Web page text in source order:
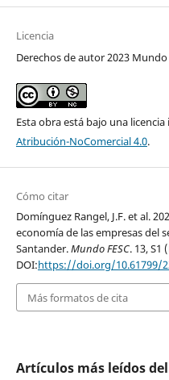
Licencia
Derechos de autor 2023 Mundo
Esta obra está bajo una
Atribución-NoComercial 4.0.
Cómo citar
Domínguez Rangel, J.F. et al.
economía de las empresas del
Santander.Mundo FESC. 13, S1
DOI:https://doi.org/10.61799/
Más formatos de cita
Artículos más leídos